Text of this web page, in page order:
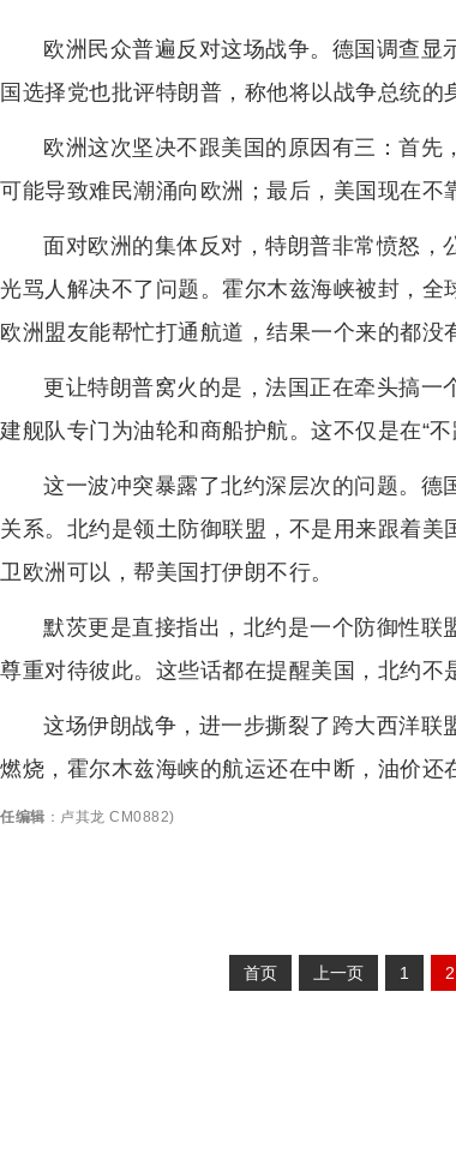
欧洲民众普遍反对这场战争。德国调查
国选择党也批评特朗普，称他将以战争总统的
欧洲这次坚决不跟美国的原因有三：首
可能导致难民潮涌向欧洲；最后，美国现在不
面对欧洲的集体反对，特朗普非常愤怒，
光骂人解决不了问题。霍尔木兹海峡被封，
欧洲盟友能帮忙打通航道，结果一个来的都没
更让特朗普窝火的是，法国正在牵头搞一
建舰队专门为油轮和商船护航。这不仅是在“不
这一波冲突暴露了北约深层次的问题。
关系。北约是领土防御联盟，不是用来跟着
卫欧洲可以，帮美国打伊朗不行。
默茨更是直接指出，北约是一个防御性联
尊重对待彼此。这些话都在提醒美国，北约不
这场伊朗战争，进一步撕裂了跨大西洋联
燃烧，霍尔木兹海峡的航运还在中断，油价还
任编辑 ： 卢其龙 CM0882)
首页 上一页 1 2